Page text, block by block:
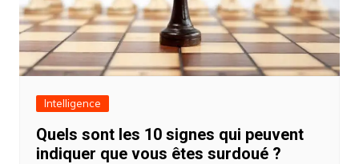
Intelligence
Quels sont les 10 signes qui peuvent
indiquer que vous êtes surdoué ?